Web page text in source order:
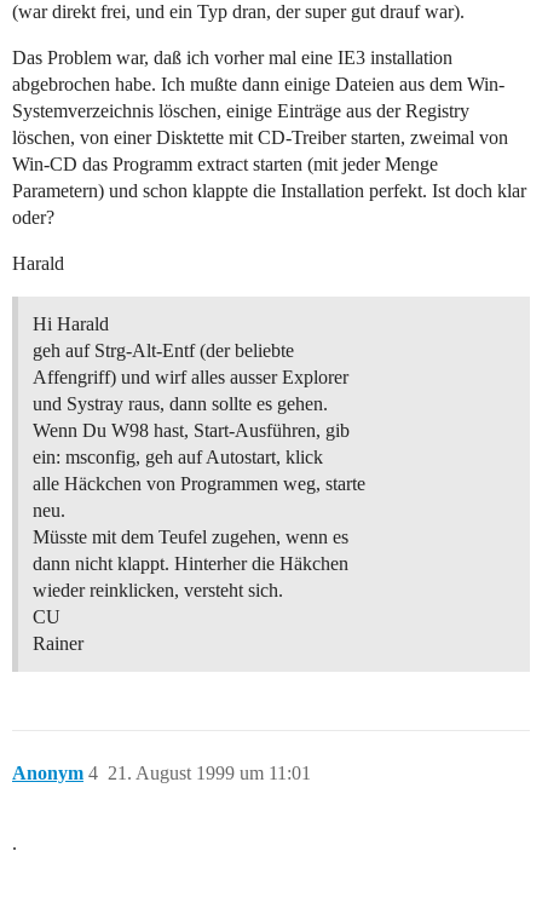
(war direkt frei, und ein Typ dran, der super gut drauf war).
Das Problem war, daß ich vorher mal eine IE3 installation
abgebrochen habe. Ich mußte dann einige Dateien aus dem Win-
Systemverzeichnis löschen, einige Einträge aus der Registry
löschen, von einer Disktette mit CD-Treiber starten, zweimal von
Win-CD das Programm extract starten (mit jeder Menge
Parametern) und schon klappte die Installation perfekt. Ist doch klar
oder?
Harald
Hi Harald
geh auf Strg-Alt-Entf (der beliebte
Affengriff) und wirf alles ausser Explorer
und Systray raus, dann sollte es gehen.
Wenn Du W98 hast, Start-Ausführen, gib
ein: msconfig, geh auf Autostart, klick
alle Häckchen von Programmen weg, starte
neu.
Müsste mit dem Teufel zugehen, wenn es
dann nicht klappt. Hinterher die Häkchen
wieder reinklicken, versteht sich.
CU
Rainer
Anonym 21. August 1999 um 11:01
4
.